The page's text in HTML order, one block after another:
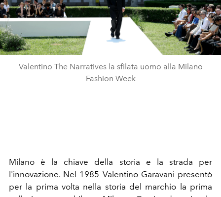
Valentino The Narratives la sfilata uomo alla Milano
Fashion Week
Milano è la chiave della storia e la strada per
l'innovazione. Nel 1985 Valentino Garavani presentò
per la prima volta nella storia del marchio la prima